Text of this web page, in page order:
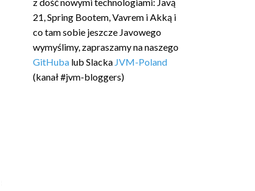
21, Spring Bootem, Vavrem i Akką i
co tam sobie jeszcze Javowego
wymyślimy, zapraszamy na naszego
GitHuba lub Slacka JVM-Poland
(kanał #jvm-bloggers)